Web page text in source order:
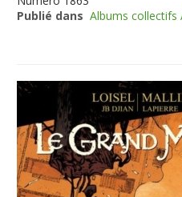
Publié dans Albums collectifs